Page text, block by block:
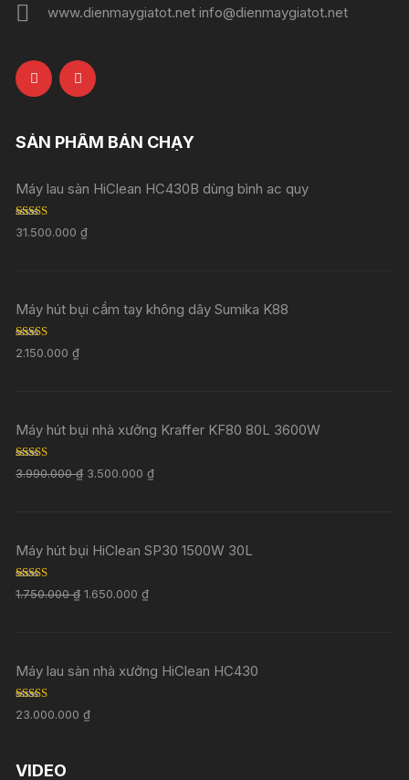
www.dienmaygiatot.net info@dienmaygiatot.net
SẢN PHẨM BÁN CHẠY
Máy lau sàn HiClean HC430B dùng bình ac quy
Rated5.00
out of 5
31.500.000₫
Máy hút bụi cầm tay không dây Sumika K88
Rated5.00
out of 5
2.150.000₫
Máy hút bụi nhà xưởng Kraffer KF80 80L 3600W
Rated 5.00
out of 5
3.990.000₫ 3.500.000₫
Máy hút bụi HiClean SP30 1500W 30L
Rated 5.00
out of 5
1.750.000₫ 1.650.000₫
Máy lau sàn nhà xưởng HiClean HC430
Rated5.00
out of 5
23.000.000₫
VIDEO